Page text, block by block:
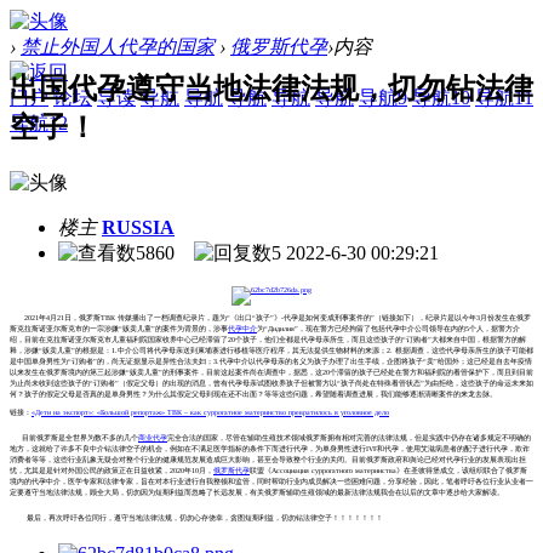
› 禁止外国人代孕的国家 › 俄罗斯代孕›内容
门户 论坛 导读 导航 导航 导航 导航 导航 导航9 导航10 导航11
导航12
出国代孕遵守当地法律法规，切勿钻法律
空子！
楼主 RUSSIA
5860
5 2022-6-30 00:29:21
2021年4月21日，俄罗斯ТВК 传媒播出了一档调查纪录片，题为“《出口“孩子”》-代孕是如何变成刑事案件的”（链接如下），纪录片是以今年3月份发生在俄罗
斯克拉斯诺亚尔斯克市的一宗涉嫌“贩卖儿童”的案件为背景的，涉事代孕中介为“Дидилия”，现在警方已经拘留了包括代孕中介公司领导在内的5个人，据警方介
绍，目前在克拉斯诺亚尔斯克市儿童福利院国家收养中心已经滞留了20个孩子，他们全都是代孕母亲所生，而且这些孩子的“订购者”大都来自中国，根据警方的解
释，涉嫌“贩卖儿童”的根据是：1.中介公司将代孕母亲送到柬埔寨进行移植等医疗程序，其无法提供生物材料的来源；2. 根据调查，这些代孕母亲所生的孩子可能都
是中国单身男性为“订购者”的，尚无证据显示是异性合法夫妇；3.代孕中介以代孕母亲的名义为孩子办理了出生手续，企图将孩子“卖”给国外；这已经是自去年疫情
以来发生在俄罗斯境内的第三起涉嫌“贩卖儿童”的刑事案件，目前这起案件尚在调查中，据悉，这20个滞留的孩子已经处在警方和福利院的看管保护下，而且到目前
为止尚未收到这些孩子的“订购者”（假定父母）的出现的消息，曾有代孕母亲试图收养孩子但被警方以“孩子尚处在特殊看管状态”为由拒绝，这些孩子的命运未来如
何？孩子的假定父母是否真的是单身男性？为什么其假定父母到现在还不出面？等等这些问题，希望随着调查进展，我们能够逐渐清晰案件的来龙去脉。
链接： «Дети на экспорт»: «Большой репортаж» ТВК – как суррогатное материнство превратилось в уголовное дело
目前俄罗斯是全世界为数不多的几个商业代孕完全合法的国家，尽管在辅助生殖技术领域俄罗斯拥有相对完善的法律法规，但是实践中仍存在诸多规定不明确的
地方，这就给了许多不良中介钻法律空子的机会，例如在不满足医学指标的条件下而进行代孕，为单身男性进行IVF和代孕，使用艾滋病患者的配子进行代孕，欺诈
消费者等等，这些行业乱象无疑会对整个行业的健康规范发展造成巨大影响，甚至会导致整个行业的关闭。目前俄罗斯政府和舆论已经对代孕行业的发展表现出担
忧，尤其是是针对外国公民的政策正在日益收紧，2020年10月， 俄罗斯代孕联盟《Ассоциация суррогатного материнства》在圣彼得堡成立，该组织联合了俄罗斯
境内的代孕中介，医学专家和法律专家，旨在对本行业进行自我整顿和监管，同时帮助行业内成员解决一些困难问题，分享经验，因此，笔者呼吁各位行业从业者一
定要遵守当地法律法规，顾全大局，切勿因为短期利益而忽略了长远发展，有关俄罗斯辅助生殖领域的最新法律法规我会在以后的文章中逐步给大家解读。
最后，再次呼吁各位同行，遵守当地法律法规，切勿心存侥幸，贪图短期利益，切勿钻法律空子！！！！！！！